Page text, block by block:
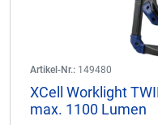
Artikel-Nr.: 149480
XCell Worklight
max. 1100 Lumen